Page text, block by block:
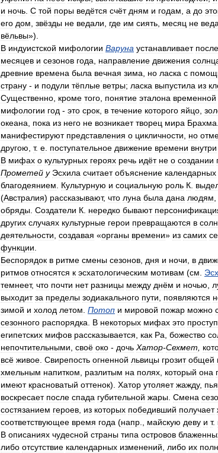
и ночь С той поры ведётся счёт дням и годам а до
его дом звёзды не ведали где им сиять месяц не
вёльвы»).
В индуистской мифологии Варуна устанавливает
месяцев и сезонов года направление движения
древние времена была вечная зима но ласка с
страну - и подули тёплые ветры; ласка выпустила из
Существенно кроме того понятие эталона временной
мифологии год - это срок в течение которого яйцо
океана
пока из него не возникает творец мира Брахма
манифестируют представления о цикличности но
другою т. е поступательное движение времени внутри
В мифах о культурных героях речь идёт не о создании
Прометей у Эсхила считает объяснение календарных
благодеянием
Культурную и социальную роль К
(Австралия) рассказывают, что луна была дана людям
обряды Создатели К нередко бывают
других случаях культурные герои превращаются в
деятельности создавая «органы времени» из самих
функции
Беспорядок в ритме смены сезонов дня и ночи в
ритмов относятся к эсхатологическим мотивам (см
темнеет, что почти нет разницы между днём и ночью
выходит за пределы зодиакального пути появляются
зимой и холод летом Потоп и мировой пожар можно
сезонного распорядка В некоторых мифах это
египетских мифов рассказывается как Ра божество
непочтительными своё око - дочь Xaтop-Сехмет
всё живое Свирепость огненной львицы грозит общей
хмельным напитком разлитым на полях который она
имеют красноватый оттенок). Хатор утоляет жажду,
воскресает после спада губительной жары Смена
состязанием героев из которых победивший получает
соответствующее время года (напр майскую деву и т.
В описаниях чудесной страны типа островов
либо отсутствие календарных изменений либо их